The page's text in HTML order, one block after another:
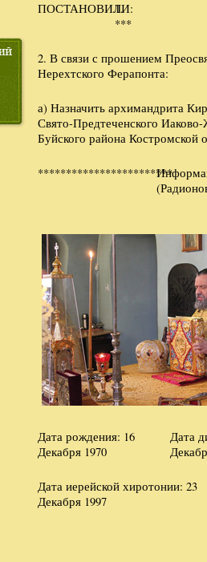
ПОСТАНОВИЛИ:
1.
***
2. В связи с прошением
Нерехтского Ферапонта:
а) Назначить архимандрита
Свято-Предтеченского
Буйского района Костромской
************************
Дата рождения: 16
Декабря 1970
Дата
Дата иерейской хиротонии: 23
Декабря 1997